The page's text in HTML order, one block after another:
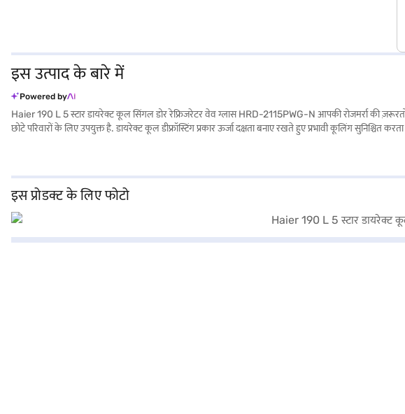
इस उत्पाद के बारे में
Powered by
Haier 190 L 5 स्टार डायरेक्ट कूल सिंगल डोर रेफ्रिजरेटर वेव ग्लास HRD-2115PWG-N आपकी रोजमर्रा की
छोटे परिवारों के लिए उपयुक्त है. डायरेक्ट कूल डीफ्रॉस्टिंग प्रकार ऊर्जा दक्षता बनाए रखते हुए प्रभावी कूलिंग
रेफ्रिजरेटर के बारे में सब कुछ जानें. अपना पसंदीदा वेरिएंट चुनने के बाद, आप बजाज मॉल पर रेफ्रिजरेटर देख सकते हैं
इस प्रोडक्ट के लिए फोटो